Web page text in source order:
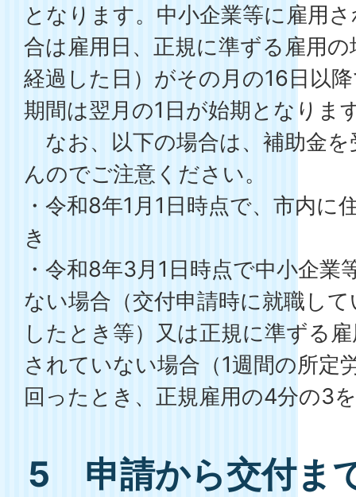
となります。中小企業等に雇用
合は雇用日、正規に準ずる雇用
経過した日）がその月の16日以
期間は翌月の1日が始期となりま
なお、以下の場合は、補助金
んのでご注意ください。
・令和8年1月1日時点で、市内に
き
・令和8年3月1日時点で中小企業
ない場合（交付申請時に就職し
したとき等）又は正規に準ずる
されていない場合（1週間の所定
回ったとき、正規雇用の4分の3
5 申請から交付ま